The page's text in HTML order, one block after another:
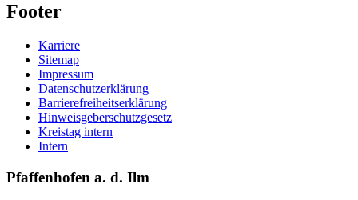
Footer
Karriere
Sitemap
Impressum
Datenschutzerklärung
Barrierefreiheitserklärung
Hinweisgeberschutzgesetz
Kreistag intern
Intern
Pfaffenhofen a. d. Ilm